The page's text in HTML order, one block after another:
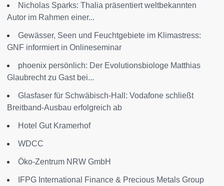
Nicholas Sparks: Thalia präsentiert weltbekannten
Autor im Rahmen einer...
Gewässer, Seen und Feuchtgebiete im Klimastress:
GNF informiert in Onlineseminar
phoenix persönlich: Der Evolutionsbiologe Matthias
Glaubrecht zu Gast bei...
Glasfaser für Schwäbisch-Hall: Vodafone schließt
Breitband-Ausbau erfolgreich ab
Hotel Gut Kramerhof
WDCC
Öko-Zentrum NRW GmbH
IFPG International Finance & Precious Metals Group